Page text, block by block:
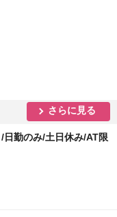
さらに見る
勤のみ/土日休み/AT限